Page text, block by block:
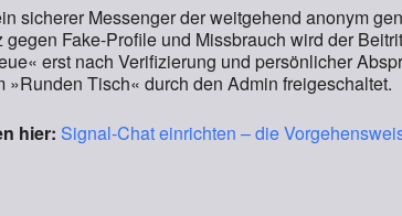
sicherer Messenger der weitgehend anonym
Fake-Profile und Missbrauch wird der
erst nach Verifizierung und persönlicher
»Runden Tisch« durch den Admin freigeschaltet.
hier: Signal-Chat einrichten – die